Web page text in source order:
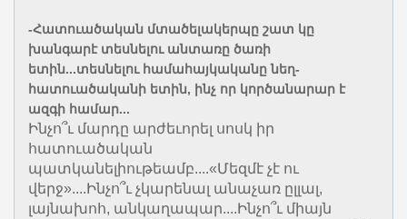
-Հատուածական մտածելակերպը շատ կը
խանգարէ տեսնելու անտառը ծառի
ետին...տեսնելու համահայկականը նեղ-
հատուածականի ետին, ինչ որ կործանարար է
ազգի համար...
Ինչո՞ւ մարդը արժեւորել սոսկ իր
հատուածական
պատկանելիութեամբ....«Մեզմէ չէ ու
վերջ»....Ինչո՞ւ չկարենալ անաչառ ըլլալ,
լայնախոհ, անկաղապար....Ինչո՞ւ միայն